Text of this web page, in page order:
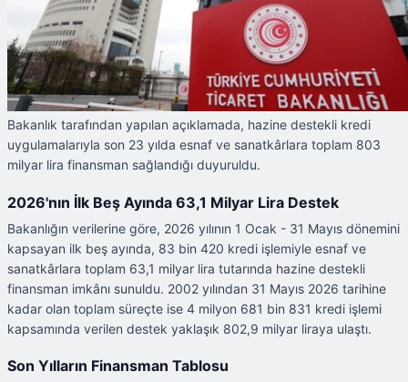
Bakanlık tarafından yapılan açıklamada, hazine destekli kredi
uygulamalarıyla son 23 yılda esnaf ve sanatkârlara toplam 803
milyar lira finansman sağlandığı duyuruldu.
2026'nın İlk Beş Ayında 63,1 Milyar Lira Destek
Bakanlığın verilerine göre, 2026 yılının 1 Ocak - 31 Mayıs dönemini
kapsayan ilk beş ayında, 83 bin 420 kredi işlemiyle esnaf ve
sanatkârlara toplam 63,1 milyar lira tutarında hazine destekli
finansman imkânı sunuldu. 2002 yılından 31 Mayıs 2026 tarihine
kadar olan toplam süreçte ise 4 milyon 681 bin 831 kredi işlemi
kapsamında verilen destek yaklaşık 802,9 milyar liraya ulaştı.
Son Yılların Finansman Tablosu